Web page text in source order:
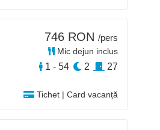
Tichet | Card vacanță
746 RON /pers
Mic dejun inclus
1 - 54 2 27